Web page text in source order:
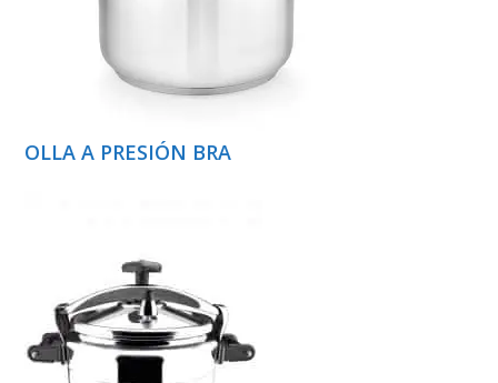
OLLA A PRESIÓN BRA